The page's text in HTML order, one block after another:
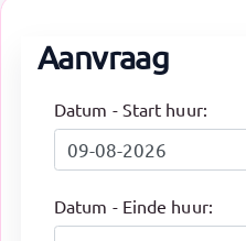
Aanvraag
Datum - Start huur:
Datum - Einde huur: